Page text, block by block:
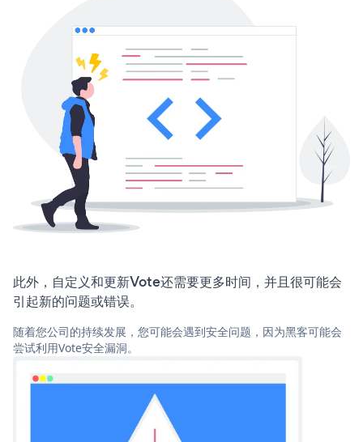
此外，自定义和更新Vote还需要更多时间，并且很可能会
引起新的问题或错误。
随着您公司的持续发展，您可能会遇到安全问题，因为黑客可能会
尝试利用Vote安全漏洞。